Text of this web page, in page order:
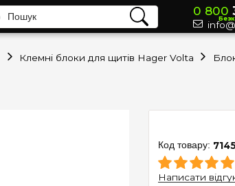
Написати
0 800
Клемні блоки для щитів Hager Volta